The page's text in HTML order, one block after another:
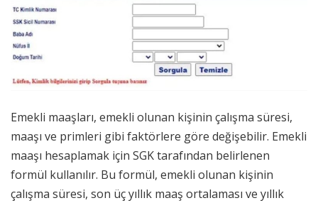
Emekli maaşları, emekli olunan kişinin çalışma süresi,
maaşı ve primleri gibi faktörlere göre değişebilir. Emekli
maaşı hesaplamak için SGK tarafından belirlenen
formül kullanılır. Bu formül, emekli olunan kişinin
çalışma süresi, son üç yıllık maaş ortalaması ve yıllık